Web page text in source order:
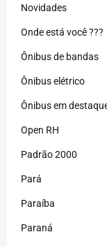
Novidades
Onde está você ???
Ônibus de bandas
Ônibus elétrico
Ônibus em
Open RH
Padrão 2000
Pará
Paraíba
Paraná